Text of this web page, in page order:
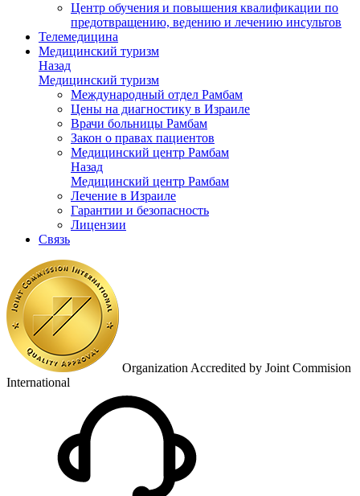
Центр обучения и повышения квалификации по
предотвращению, ведению и лечению инсультов
Телемедицина
Медицинский туризм
Назад
Медицинский туризм
Международный отдел Рамбам
Цены на диагностику в Израиле
Врачи больницы Рамбам
Закон о правах пациентов
Медицинский центр Рамбам
Назад
Медицинский центр Рамбам
Лечение в Израиле
Гарантии и безопасность
Лицензии
Связь
Organization Accredited by Joint Commision
International